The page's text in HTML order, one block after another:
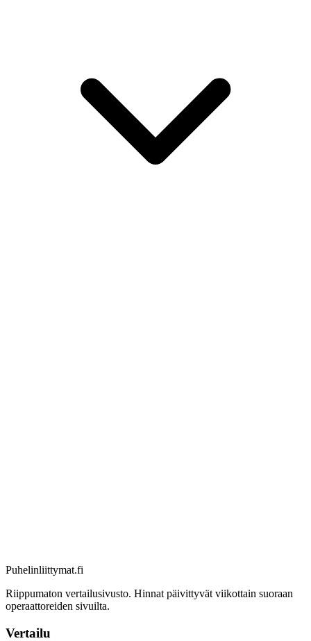
Puhelinliittymat.fi
Riippumaton vertailusivusto. Hinnat päivittyvät viikottain suoraan
operaattoreiden sivuilta.
Vertailu